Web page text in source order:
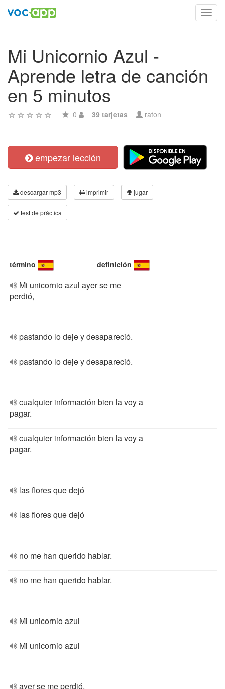
Mi Unicornio Azul -
Aprende letra de canción
en 5 minutos
0 39 tarjetas raton
empezar lección
descargar mp3 imprimir jugar
test de práctica
término definición
Mi unicornio azul ayer se me
perdió,
pastando lo deje y desapareció.
pastando lo deje y desapareció.
cualquier información bien la voy a
pagar.
cualquier información bien la voy a
pagar.
las flores que dejó
las flores que dejó
no me han querido hablar.
no me han querido hablar.
Mi unicornio azul
Mi unicornio azul
ayer se me perdió,